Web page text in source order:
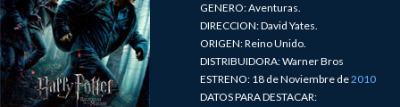
GENERO: Aventuras.
DIRECCION: David Yates.
ORIGEN: Reino Unido.
DISTRIBUIDORA: Warner Bros
ESTRENO: 18 de Noviembre de2010
DATOS PARA DESTACAR: